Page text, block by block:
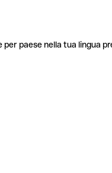
paese nella tua lingua